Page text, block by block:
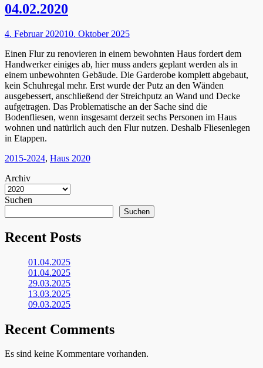
04.02.2020
Posted
4. Februar 202010. Oktober 2025
Einen Flur zu renovieren in einem bewohnten Haus fordert dem
Handwerker einiges ab, hier muss anders geplant werden als in
einem unbewohnten Gebäude. Die Garderobe komplett abgebaut,
kein Schuhregal mehr. Erst wurde der Putz an den Wänden
ausgebessert, anschließend der Streichputz an Wand und Decke
aufgetragen. Das Problematische an der Sache sind die
Bodenfliesen, wenn insgesamt derzeit sechs Personen im Haus
wohnen und natürlich auch den Flur nutzen. Deshalb Fliesenlegen
in Etappen.
Kategorien
2015-2024, Haus 2020
Archiv
Suchen
Suchen
Recent Posts
01.04.2025
01.04.2025
29.03.2025
13.03.2025
09.03.2025
Recent Comments
Es sind keine Kommentare vorhanden.